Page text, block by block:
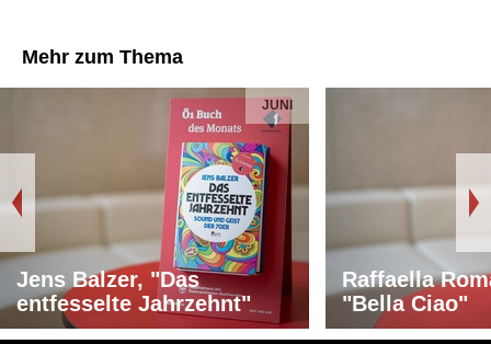
Mehr zum Thema
JUNI
Jens Balzer, "Das
entfesselte Jahrzehnt"
Raffaella
"Bella Ciao"